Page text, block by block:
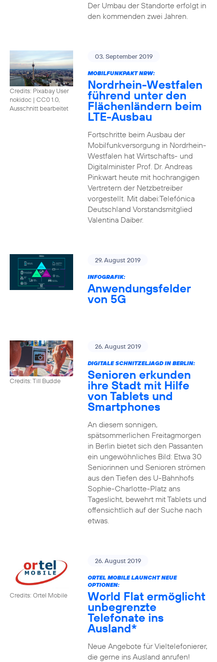
Der Umbau der Standorte erfolgt in
den kommenden zwei Jahren.
Credits: Pixabay User
nokidoc | CC0 1.0,
Ausschnitt bearbeitet
03. September 2019
MOBILFUNKPAKT NRW:
Nordrhein-Westfalen
führend unter den
Flächenländern beim
LTE-Ausbau
Fortschritte beim Ausbau der
Mobilfunkversorgung in Nordrhein-
Westfalen hat Wirtschafts- und
Digitalminister Prof. Dr. Andreas
Pinkwart heute mit hochrangigen
Vertretern der Netzbetreiber
vorgestellt. Mit dabei:Telefónica
Deutschland Vorstandsmitglied
Valentina Daiber.
29. August 2019
INFOGRAFIK:
Anwendungsfelder
von 5G
Credits: Till Budde
26. August 2019
DIGITALE SCHNITZELJAGD IN BERLIN:
Senioren erkunden
ihre Stadt mit Hilfe
von Tablets und
Smartphones
An diesem sonnigen,
spätsommerlichen Freitagmorgen
in Berlin bietet sich den Passanten
ein ungewöhnliches Bild: Etwa 30
Seniorinnen und Senioren strömen
aus den Tiefen des U-Bahnhofs
Sophie-Charlotte-Platz ans
Tageslicht, bewehrt mit Tablets und
offensichtlich auf der Suche nach
etwas.
Credits: Ortel Mobile
26. August 2019
ORTEL MOBILE LAUNCHT NEUE
OPTIONEN:
World Flat ermöglicht
unbegrenzte
Telefonate ins
Ausland*
Neue Angebote für Vieltelefonierer,
die gerne ins Ausland anrufen!